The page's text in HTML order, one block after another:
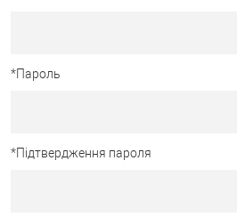
*Пароль
*Підтвердження пароля